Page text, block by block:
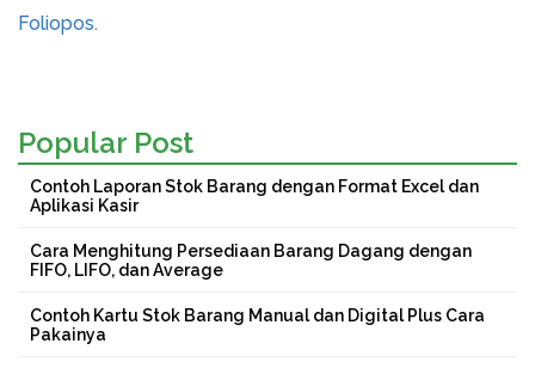
Foliopos.
Popular Post
Contoh Laporan Stok Barang dengan Format Excel dan
Aplikasi Kasir
Cara Menghitung Persediaan Barang Dagang dengan
FIFO, LIFO, dan Average
Contoh Kartu Stok Barang Manual dan Digital Plus Cara
Pakainya